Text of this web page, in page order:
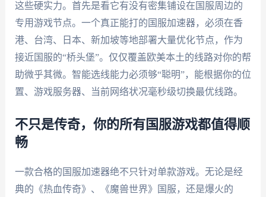
这些硬实力。首先是看它有没有密集铺设在国服周边的
专用游戏节点。一个真正能打的国服加速器，必须在香
港、台湾、日本、新加坡等地部署大量优化节点，作为
接近国服的“桥头堡”。仅仅覆盖欧美本土的线路对你的帮
助微乎其微。智能选线能力必须够“聪明”，能根据你的位
置、游戏服务器、当前网络状况毫秒级切换最优线路。
不只是传奇，你的所有国服游戏都值得顺
畅
一款合格的国服加速器绝不只针对单款游戏。无论是经
典的《热血传奇》、《魔兽世界》国服，还是爆火的